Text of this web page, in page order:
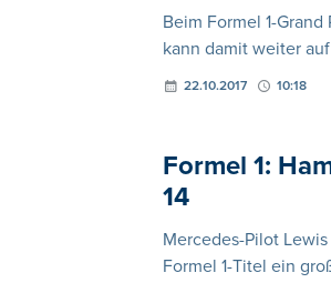
Beim Formel 1-
kann damit weiter
22.10.2017 10:18
Formel 1:
14
Mercedes-Pilot
Formel 1-Titel ein